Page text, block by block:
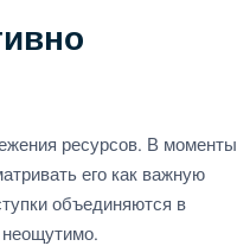
ресурсов. В моменты
его как важную
объединяются в
неощутимо.